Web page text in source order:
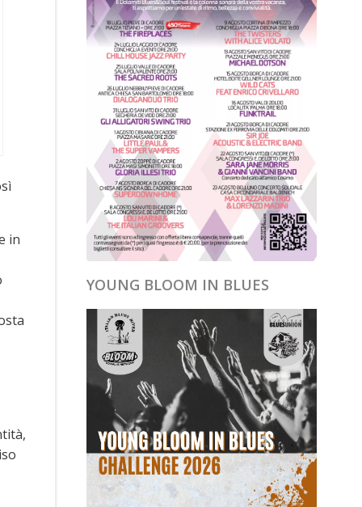
in
YOUNG BLOOM IN BLUES